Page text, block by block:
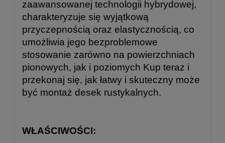
zaawansowanej technologii hybrydowej,
charakteryzuje się wyjątkową
przyczepnością oraz elastycznością, co
umożliwia jego bezproblemowe
stosowanie zarówno na powierzchniach
pionowych, jak i poziomych Kup teraz i
przekonaj się, jak łatwy i skuteczny może
być montaż desek rustykalnych.
WŁAŚCIWOŚCI: